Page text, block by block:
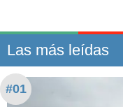
Las más leídas
#01